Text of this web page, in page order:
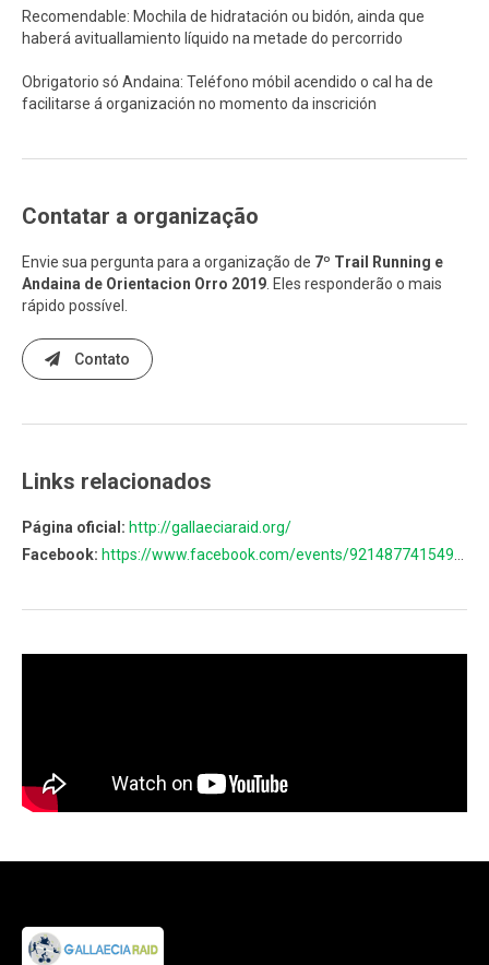
Recomendable: Mochila de hidratación ou bidón, ainda que
haberá avituallamiento líquido na metade do percorrido
Obrigatorio só Andaina: Teléfono móbil acendido o cal ha de
facilitarse á organización no momento da inscrición
Contatar a organização
Envie sua pergunta para a organização de 7º Trail Running e
Andaina de Orientacion Orro 2019 . Eles responderão o mais
rápido possível.
Contato
Links relacionados
Página oficial: http://gallaeciaraid.org/
Facebook: https://www.facebook.com/events/921487741549184/permalink/923644088000216/?notif_t=page_post_reaction&notif_id=1573243877335872